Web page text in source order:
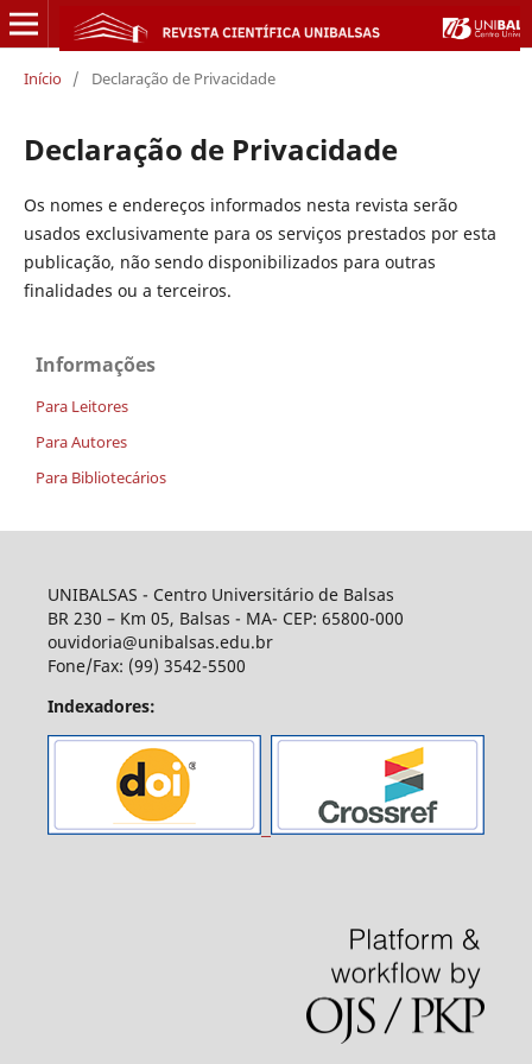
Início / Declaração de Privacidade
Declaração de Privacidade
Os nomes e endereços informados nesta revista serão
usados exclusivamente para os serviços prestados por esta
publicação, não sendo disponibilizados para outras
finalidades ou a terceiros.
Informações
Para Leitores
Para Autores
Para Bibliotecários
UNIBALSAS - Centro Universitário de Balsas
BR 230 – Km 05, Balsas - MA- CEP: 65800-000
ouvidoria@unibalsas.edu.br
Fone/Fax: (99) 3542-5500
Indexadores: